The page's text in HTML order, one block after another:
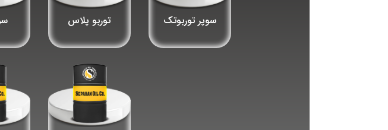
سوپر توربوتک توربو پلاس